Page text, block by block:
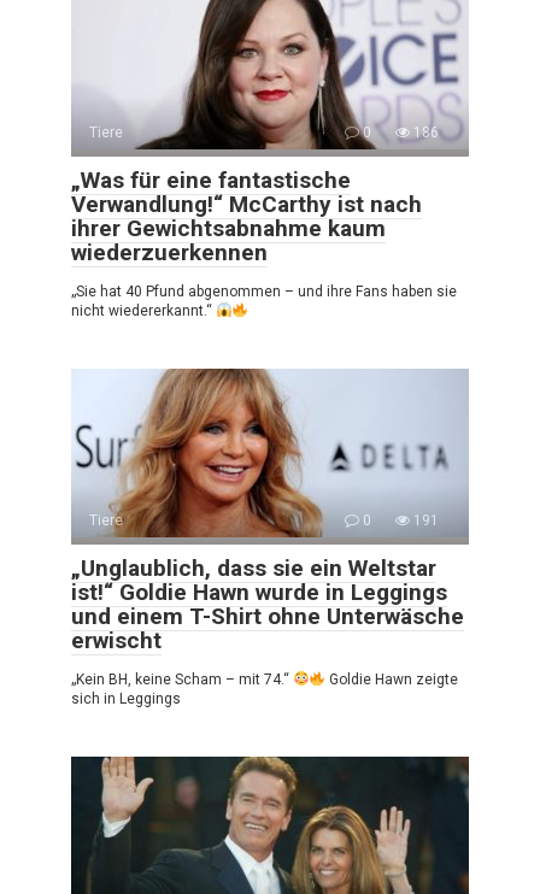
Tiere 0 186
„Was für eine fantastische
Verwandlung!“ McCarthy ist nach
ihrer Gewichtsabnahme kaum
wiederzuerkennen
„Sie hat 40 Pfund abgenommen – und ihre Fans haben sie
nicht wiedererkannt.“
Tiere 0 191
„Unglaublich, dass sie ein Weltstar
ist!“ Goldie Hawn wurde in Leggings
und einem T-Shirt ohne Unterwäsche
erwischt
„Kein BH, keine Scham – mit 74.“
Goldie Hawn zeigte
sich in Leggings